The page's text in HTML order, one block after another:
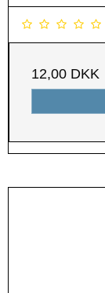
12,00 DKK